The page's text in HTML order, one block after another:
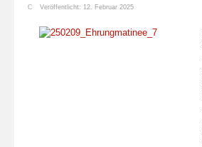
Veröffentlicht: 12. Februar 2025